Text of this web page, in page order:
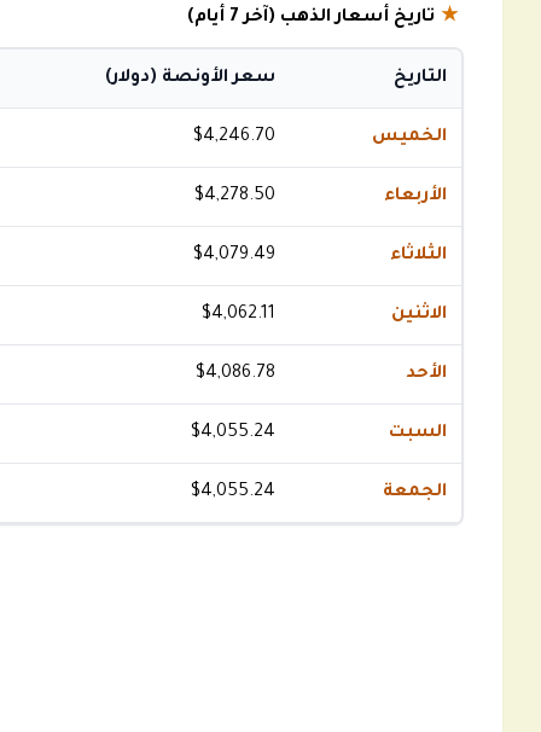
★ تاريخ أسعار الذهب (آخر 7 أيام)
التاريخ سعر الأونصة (دولار)
الخميس $4,246.70
الأربعاء $4,278.50
الثلاثاء $4,079.49
الاثنين $4,062.11
الأحد $4,086.78
السبت $4,055.24
الجمعة $4,055.24